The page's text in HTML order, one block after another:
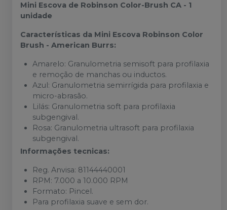
Mini Escova de Robinson Color-Brush CA - 1
unidade
Características da Mini Escova Robinson Color
Brush - American Burrs:
Amarelo: Granulometria semisoft para profilaxia
e remoção de manchas ou inductos.
Azul: Granulometria semirrígida para profilaxia e
micro-abrasão.
Lilás: Granulometria soft para profilaxia
subgengival.
Rosa: Granulometria ultrasoft para profilaxia
subgengival.
Informações tecnicas:
Reg. Anvisa: 81144440001
RPM: 7.000 a 10.000 RPM
Formato: Pincel.
Para profilaxia suave e sem dor.